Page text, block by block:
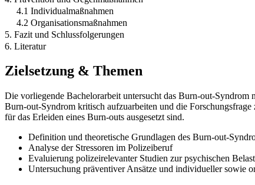
4.1 Individualmaßnahmen
4.2 Organisationsmaßnahmen
5. Fazit und Schlussfolgerungen
6. Literatur
Zielsetzung & Themen
Die vorliegende Bachelorarbeit untersucht das Burn-out-
Burn-out-Syndrom kritisch aufzuarbeiten und die
für das Erleiden eines Burn-outs ausgesetzt sind.
Definition und theoretische Grundlagen des Burn-out-
Analyse der Stressoren im Polizeiberuf
Evaluierung polizeirelevanter Studien zur psychischen
Untersuchung präventiver Ansätze und individueller sowie